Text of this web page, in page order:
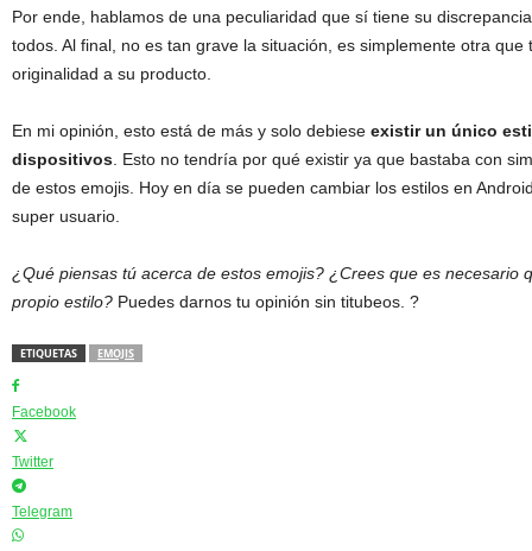
Por ende, hablamos de una peculiaridad que sí tiene su
todos. Al final, no es tan grave la situación, es simplemente otra que
originalidad a su producto.
En mi opinión, esto está de más y solo debiese existir un único
dispositivos . Esto no tendría por qué existir ya que bastaba con
de estos emojis. Hoy en día se pueden cambiar los estilos en
super usuario.
¿Qué piensas tú acerca de estos emojis? ¿Crees que es necesario
propio estilo? Puedes darnos tu opinión sin titubeos. ?
ETIQUETAS EMOJIS
Facebook
Twitter
Telegram